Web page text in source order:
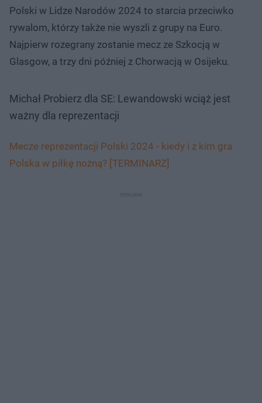
Polski w Lidze Narodów 2024 to starcia przeciwko
rywalom, którzy także nie wyszli z grupy na Euro.
Najpierw rozegrany zostanie mecz ze Szkocją w
Glasgow, a trzy dni później z Chorwacją w Osijeku.
Michał Probierz dla SE: Lewandowski wciąż jest
ważny dla reprezentacji
Mecze reprezentacji Polski 2024 - kiedy i z kim gra
Polska w piłkę nożną? [TERMINARZ]